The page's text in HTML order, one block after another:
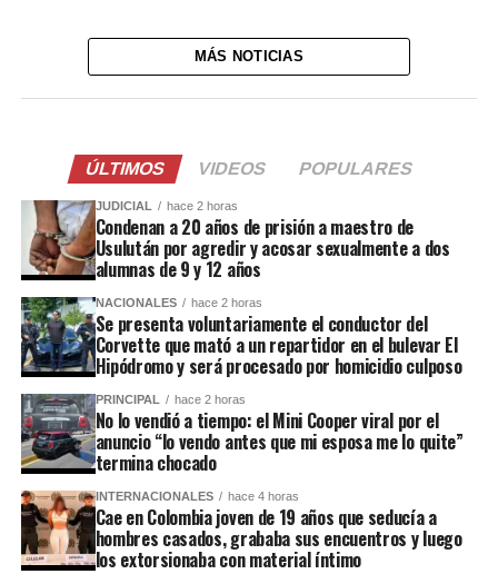
MÁS NOTICIAS
ÚLTIMOS VIDEOS POPULARES
JUDICIAL hace 2 horas
Condenan a 20 años de prisión a maestro de
Usulután por agredir y acosar sexualmente a dos
alumnas de 9 y 12 años
NACIONALES hace 2 horas
Se presenta voluntariamente el conductor del
Corvette que mató a un repartidor en el bulevar El
Hipódromo y será procesado por homicidio culposo
PRINCIPAL hace 2 horas
No lo vendió a tiempo: el Mini Cooper viral por el
anuncio “lo vendo antes que mi esposa me lo quite”
termina chocado
INTERNACIONALES hace 4 horas
Cae en Colombia joven de 19 años que seducía a
hombres casados, grababa sus encuentros y luego
los extorsionaba con material íntimo